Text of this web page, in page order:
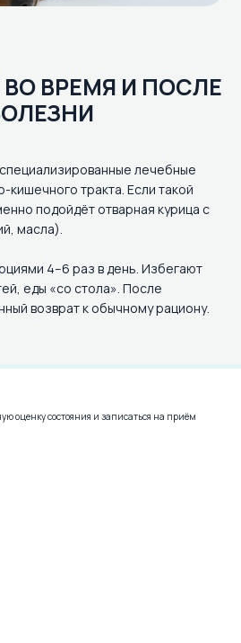
ВРЕМЯ И ПОСЛЕ
лечебные
тракта. Если такой
подойдёт отварная курица с
масла).
4–6 раз в день. Избегают
еды «со стола». После
возврат к обычному рациону.
оценку состояния и записаться на приём